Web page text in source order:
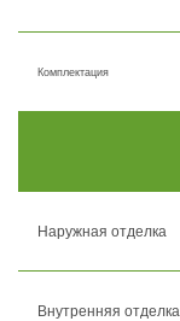
Комплектация
Наружная отделка
Внутренняя отделка